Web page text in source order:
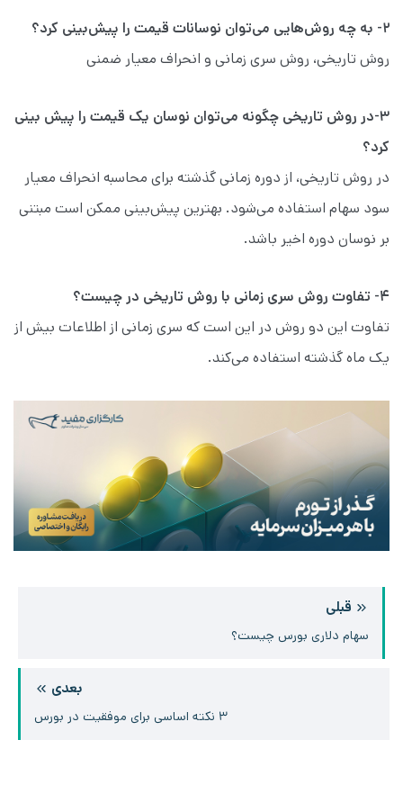
۲- به چه روش‌هایی می‌توان نوسانات قیمت را پیش‌بینی کرد؟
روش تاریخی، روش سری زمانی و انحراف معیار ضمنی
۳-در روش تاریخی چگونه می‌توان نوسان یک قیمت را پیش بینی
کرد؟
در روش تاریخی، از دوره زمانی گذشته برای محاسبه انحراف معیار
سود سهام استفاده می‌شود. بهترین پیش‌بینی ممکن است مبتنی
بر نوسان دوره اخیر باشد.
۴- تفاوت روش سری زمانی با روش تاریخی در چیست؟
تفاوت این دو روش در این است که سری زمانی از اطلاعات بیش از
یک ماه گذشته استفاده می‌کند.
قبلی
سهام دلاری بورس چیست؟
بعدی
۳ نکته اساسی برای موفقیت در بورس